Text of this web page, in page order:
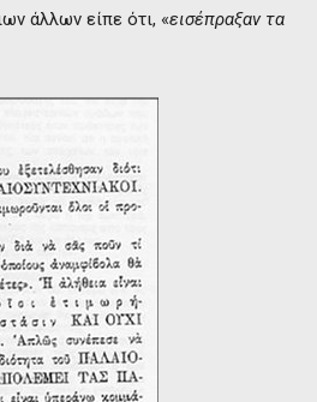
άλλων είπε ότι, «εισέπραξαν τα